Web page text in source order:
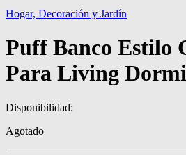
Hogar, Decoración y Jardín
Puff Banco Estilo
Para Living
Disponibilidad:
Agotado